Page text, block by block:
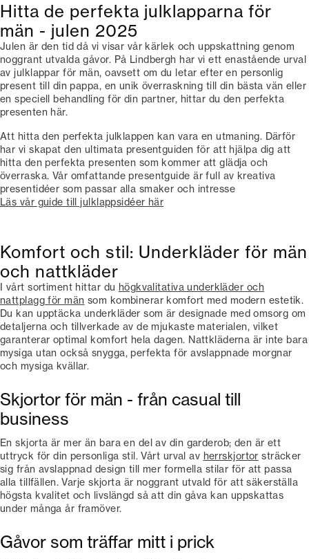
Hitta de perfekta julklapparna för
män - julen 2025
Julen är den tid då vi visar vår kärlek och uppskattning genom
noggrant utvalda gåvor. På Lindbergh har vi ett enastående urval
av julklappar för män, oavsett om du letar efter en personlig
present till din pappa, en unik överraskning till din bästa vän eller
en speciell behandling för din partner, hittar du den perfekta
presenten här.
Att hitta den perfekta julklappen kan vara en utmaning. Därför
har vi skapat den ultimata presentguiden för att hjälpa dig att
hitta den perfekta presenten som kommer att glädja och
överraska. Vår omfattande presentguide är full av kreativa
presentidéer som passar alla smaker och intresse
Läs vår guide till julklappsidéer här
Komfort och stil: Underkläder för män
och nattkläder
I vårt sortiment hittar du högkvalitativa underkläder och
nattplagg för män som kombinerar komfort med modern estetik.
Du kan upptäcka underkläder som är designade med omsorg om
detaljerna och tillverkade av de mjukaste materialen, vilket
garanterar optimal komfort hela dagen. Nattkläderna är inte bara
mysiga utan också snygga, perfekta för avslappnade morgnar
och mysiga kvällar.
Skjortor för män - från casual till
business
En skjorta är mer än bara en del av din garderob; den är ett
uttryck för din personliga stil. Vårt urval av herrskjortor sträcker
sig från avslappnad design till mer formella stilar för att passa
alla tillfällen. Varje skjorta är noggrant utvald för att säkerställa
högsta kvalitet och livslängd så att din gåva kan uppskattas
under många år framöver.
Gåvor som träffar mitt i prick